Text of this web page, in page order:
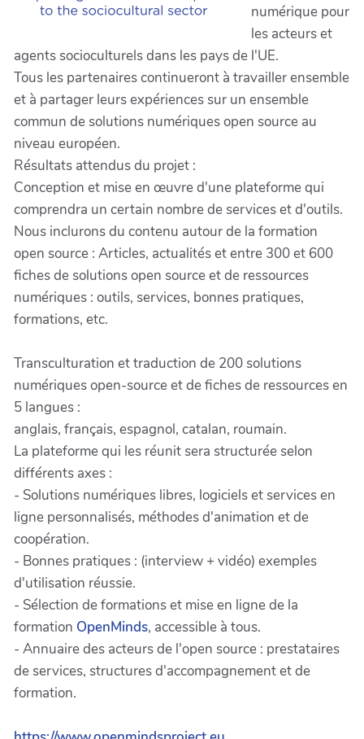
numérique pour
les acteurs et
agents socioculturels dans les pays de l'UE.
Tous les partenaires continueront à travailler ensemble
et à partager leurs expériences sur un ensemble
commun de solutions numériques open source au
niveau européen.
Résultats attendus du projet :
Conception et mise en œuvre d'une plateforme qui
comprendra un certain nombre de services et d'outils.
Nous inclurons du contenu autour de la formation
open source : Articles, actualités et entre 300 et 600
fiches de solutions open source et de ressources
numériques : outils, services, bonnes pratiques,
formations, etc.
Transculturation et traduction de 200 solutions
numériques open-source et de fiches de ressources en
5 langues :
anglais, français, espagnol, catalan, roumain.
La plateforme qui les réunit sera structurée selon
différents axes :
- Solutions numériques libres, logiciels et services en
ligne personnalisés, méthodes d'animation et de
coopération.
- Bonnes pratiques : (interview + vidéo) exemples
d'utilisation réussie.
- Sélection de formations et mise en ligne de la
formation OpenMinds, accessible à tous.
- Annuaire des acteurs de l'open source : prestataires
de services, structures d'accompagnement et de
formation.